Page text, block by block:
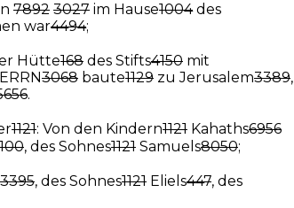
7892 3027 im Hause1004des
war4494;
Hütte168 des Stifts4150 mit
3068 baute1129 zu Jerusalem3389,
.
1121: Von den Kindern1121 Kahaths6956
, des Sohnes1121 Samuels8050;
3395, des Sohnes1121 Eliels447, des